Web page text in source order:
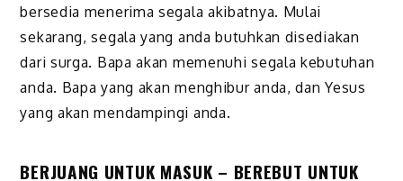
bersedia menerima segala akibatnya. Mulai
sekarang, segala yang anda butuhkan disediakan
dari surga. Bapa akan memenuhi segala kebutuhan
anda. Bapa yang akan menghibur anda, dan Yesus
yang akan mendampingi anda.
BERJUANG UNTUK MASUK – BEREBUT UNTUK